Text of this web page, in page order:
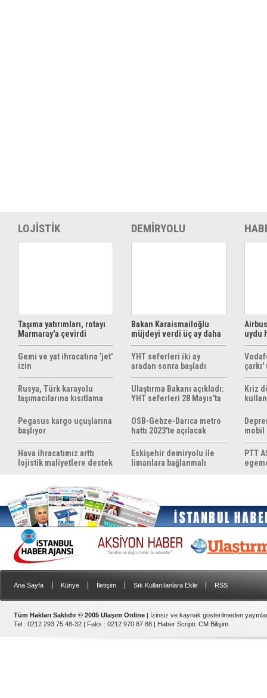
LOJİSTİK
Taşıma yatırımları, rotayı
Marmaray'a çevirdi
Gemi ve yat ihracatına 'jet'
izin
Rusya, Türk karayolu
taşımacılarına kısıtlama
getirebilir
Pegasus kargo uçuşlarına
başlıyor
Hava ihracatımız arttı
lojistik maliyetlere destek
DEMİRYOLU
Bakan Karaismailoğlu
müjdeyi verdi üç ay daha
ücretsiz
YHT seferleri iki ay
aradan sonra başladı
Ulaştırma Bakanı açıkladı:
YHT seferleri 28 Mayıs'ta
başlıyor
OSB-Gebze-Darıca metro
hattı 2023'te açılacak
Eskişehir demiryolu ile
limanlara bağlanmalı
uydu
Kriz
mobil
PTT
Ana Sayfa Künye İletişim Sık Kullanılanlara Ekle RSS
Tüm Hakları Saklıdır © 2005 Ulaşım Online | İzinsiz ve kaynak gösterilmeden
Tel : 0212 293 75 48-32 | Faks : 0212 970 87 88 | Haber Scripti: CM Bilişim